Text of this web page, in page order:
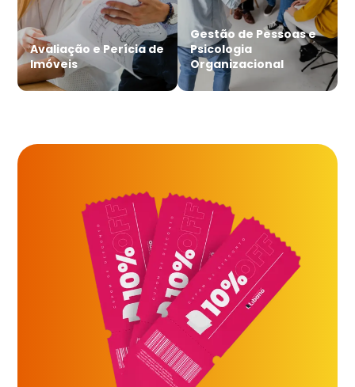
Avaliação e Perícia de
Imóveis
Gestão de Pessoas e
Psicologia
Organizacional